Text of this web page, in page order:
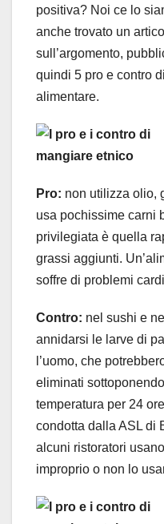
positiva? Noi ce lo
anche trovato un
sull’argomento,
quindi 5 pro e contro
alimentare.
Pro: non utilizza olio,
usa pochissime carni
privilegiata è quella
grassi aggiunti.
soffre di problemi
Contro: nel sushi e
annidarsi le larve di
l’uomo, che
eliminati
temperatura per 24
condotta dalla ASL di
alcuni ristoratori
improprio o non lo